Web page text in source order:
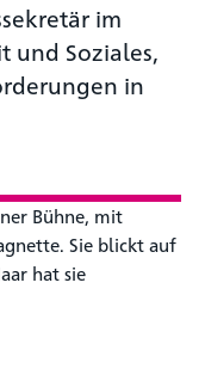
im
und Soziales,
in